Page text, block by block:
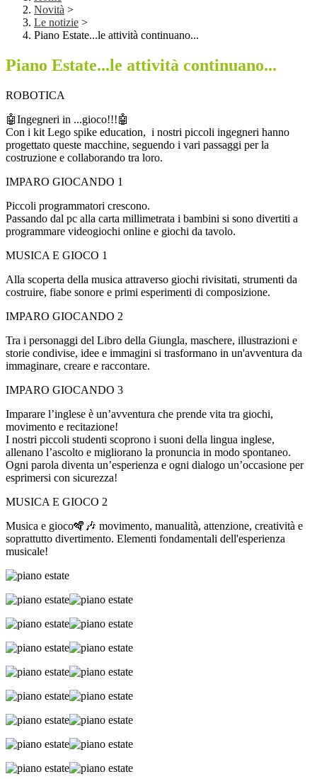
Novità >
Le notizie >
Piano Estate...le attività continuano...
Piano Estate...le attività continuano...
ROBOTICA
🤖Ingegneri in ...gioco!!!🤖
Con i kit Lego spike education, i nostri piccoli ingegneri hanno
progettato queste macchine, seguendo i vari passaggi per la
costruzione e collaborando tra loro.
IMPARO GIOCANDO 1
Piccoli programmatori crescono.
Passando dal pc alla carta millimetrata i bambini si sono divertiti a
programmare videogiochi online e giochi da tavolo.
MUSICA E GIOCO 1
Alla scoperta della musica attraverso giochi rivisitati, strumenti da
costruire, fiabe sonore e primi esperimenti di composizione.
IMPARO GIOCANDO 2
Tra i personaggi del Libro della Giungla, maschere, illustrazioni e
storie condivise, idee e immagini si trasformano in un'avventura da
immaginare, creare e raccontare.
IMPARO GIOCANDO 3
Imparare l’inglese è un’avventura che prende vita tra giochi,
movimento e recitazione!
I nostri piccoli studenti scoprono i suoni della lingua inglese,
allenano l’ascolto e migliorano la pronuncia in modo spontaneo.
Ogni parola diventa un’esperienza e ogni dialogo un’occasione per
esprimersi con sicurezza!
MUSICA E GIOCO 2
Musica e gioco🪇🎶 movimento, manualità, attenzione, creatività e
soprattutto divertimento. Elementi fondamentali dell'esperienza
musicale!